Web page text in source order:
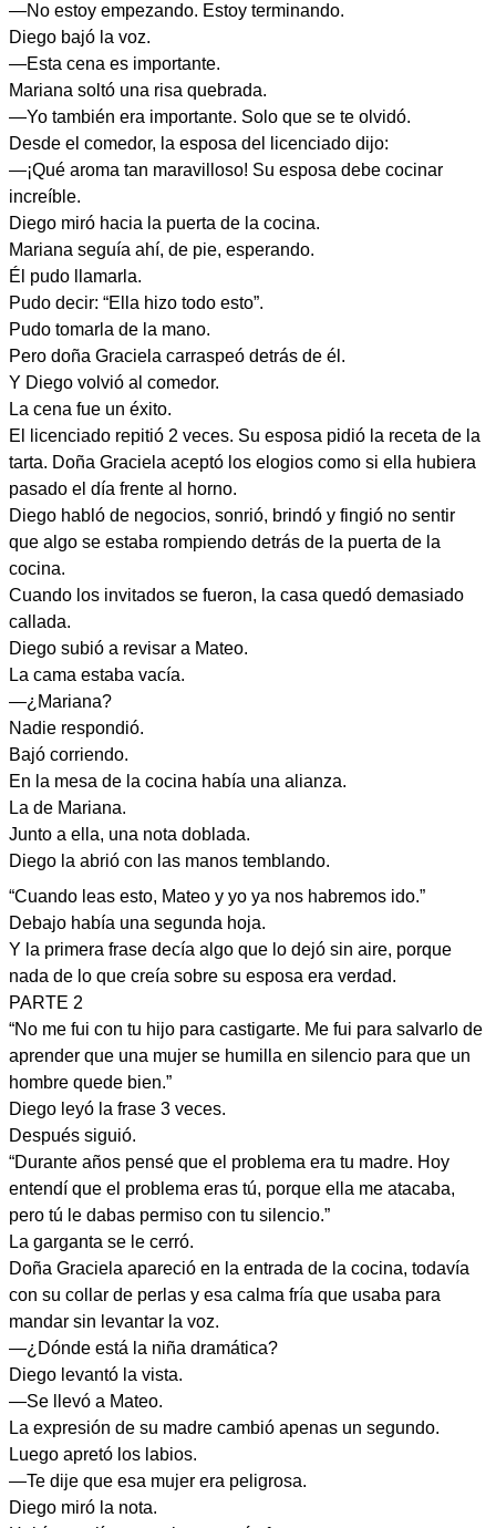
—No estoy empezando. Estoy terminando.
Diego bajó la voz.
—Esta cena es importante.
Mariana soltó una risa quebrada.
—Yo también era importante. Solo que se te olvidó.
Desde el comedor, la esposa del licenciado dijo:
—¡Qué aroma tan maravilloso! Su esposa debe cocinar
increíble.
Diego miró hacia la puerta de la cocina.
Mariana seguía ahí, de pie, esperando.
Él pudo llamarla.
Pudo decir: “Ella hizo todo esto”.
Pudo tomarla de la mano.
Pero doña Graciela carraspeó detrás de él.
Y Diego volvió al comedor.
La cena fue un éxito.
El licenciado repitió 2 veces. Su esposa pidió la receta de la
tarta. Doña Graciela aceptó los elogios como si ella hubiera
pasado el día frente al horno.
Diego habló de negocios, sonrió, brindó y fingió no sentir
que algo se estaba rompiendo detrás de la puerta de la
cocina.
Cuando los invitados se fueron, la casa quedó demasiado
callada.
Diego subió a revisar a Mateo.
La cama estaba vacía.
—¿Mariana?
Nadie respondió.
Bajó corriendo.
En la mesa de la cocina había una alianza.
La de Mariana.
Junto a ella, una nota doblada.
Diego la abrió con las manos temblando.
“Cuando leas esto, Mateo y yo ya nos habremos ido.”
Debajo había una segunda hoja.
Y la primera frase decía algo que lo dejó sin aire, porque
nada de lo que creía sobre su esposa era verdad.
PARTE 2
“No me fui con tu hijo para castigarte. Me fui para salvarlo de
aprender que una mujer se humilla en silencio para que un
hombre quede bien.”
Diego leyó la frase 3 veces.
Después siguió.
“Durante años pensé que el problema era tu madre. Hoy
entendí que el problema eras tú, porque ella me atacaba,
pero tú le dabas permiso con tu silencio.”
La garganta se le cerró.
Doña Graciela apareció en la entrada de la cocina, todavía
con su collar de perlas y esa calma fría que usaba para
mandar sin levantar la voz.
—¿Dónde está la niña dramática?
Diego levantó la vista.
—Se llevó a Mateo.
La expresión de su madre cambió apenas un segundo.
Luego apretó los labios.
—Te dije que esa mujer era peligrosa.
Diego miró la nota.